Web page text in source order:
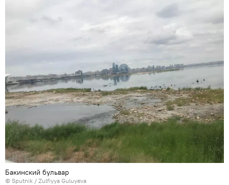
Бакинский бульвар
© Sputnik / Zulfiyya Guluyeva